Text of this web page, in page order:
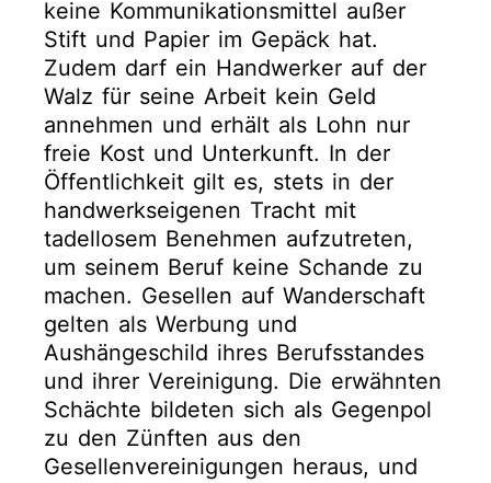
keine Kommunikationsmittel außer
Stift und Papier im Gepäck hat.
Zudem darf ein Handwerker auf der
Walz für seine Arbeit kein Geld
annehmen und erhält als Lohn nur
freie Kost und Unterkunft. In der
Öffentlichkeit gilt es, stets in der
handwerkseigenen Tracht mit
tadellosem Benehmen aufzutreten,
um seinem Beruf keine Schande zu
machen. Gesellen auf Wanderschaft
gelten als Werbung und
Aushängeschild ihres Berufsstandes
und ihrer Vereinigung. Die erwähnten
Schächte bildeten sich als Gegenpol
zu den Zünften aus den
Gesellenvereinigungen heraus, und